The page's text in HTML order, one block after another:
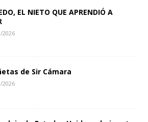
EL NIETO QUE APRENDIÓ A
2026
de Sir Cámara
2026